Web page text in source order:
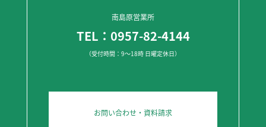
南島原営業所
TEL：0957-82-4144
（受付時間：9～18時 日曜定休日）
お問い合わせ・資料請求